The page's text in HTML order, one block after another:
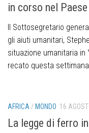
in corso nel Paese
Il Sottosegretario
gli aiuti umanitari,
situazione umanitaria in
recato questa settimana
AFRICA /MONDO 16
La legge di ferro